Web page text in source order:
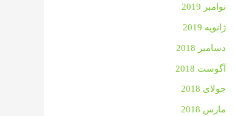
نوامبر 2019
ژانویه 2019
دسامبر 2018
آگوست 2018
جولای 2018
مارس 2018